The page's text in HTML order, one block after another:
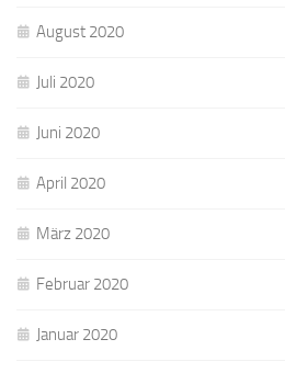
August 2020
Juli 2020
Juni 2020
April 2020
März 2020
Februar 2020
Januar 2020